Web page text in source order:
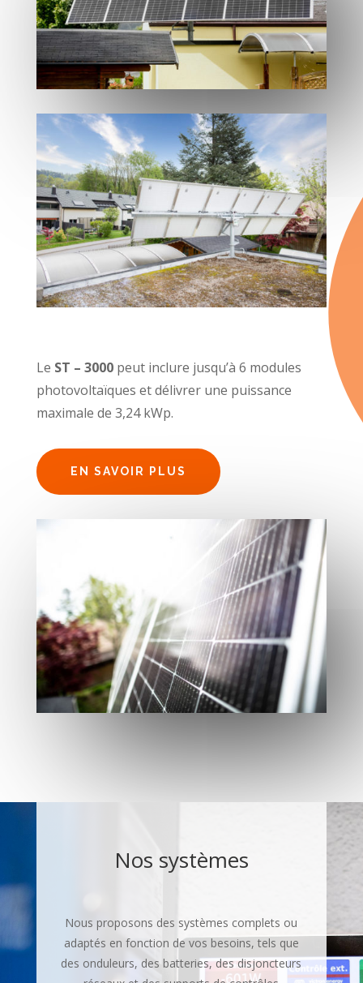
Le ST – 3000 peut inclure jusqu’à 6 modules
photovoltaïques et délivrer une puissance
maximale de 3,24 kWp.
EN SAVOIR PLUS
Nos systèmes
Nous proposons des systèmes complets ou
adaptés en fonction de vos besoins, tels que
des onduleurs, des batteries, des disjoncteurs